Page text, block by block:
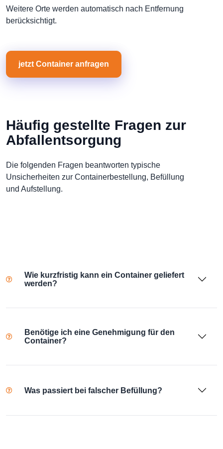
Weitere Orte werden automatisch nach Entfernung
berücksichtigt.
jetzt Container anfragen
Häufig gestellte Fragen zur
Abfallentsorgung
Die folgenden Fragen beantworten typische
Unsicherheiten zur Containerbestellung, Befüllung
und Aufstellung.
Wie kurzfristig kann ein Container geliefert
werden?
Benötige ich eine Genehmigung für den
Container?
Was passiert bei falscher Befüllung?